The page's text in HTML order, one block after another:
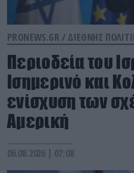
PRONEWS.GR / ΔΙΕΘΝΗΣ
Περιοδεία του
Ισημερινό και
ενίσχυση των
Αμερική
06.08.2026 | 07:08